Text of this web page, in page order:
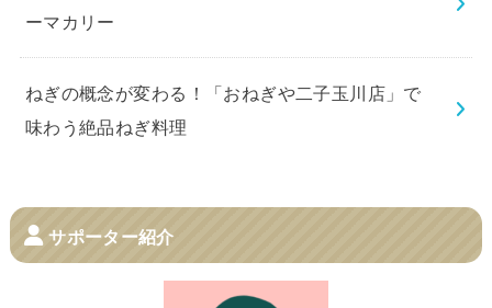
ーマカリー
ねぎの概念が変わる！「おねぎや二子玉川店」で
味わう絶品ねぎ料理
サポーター紹介